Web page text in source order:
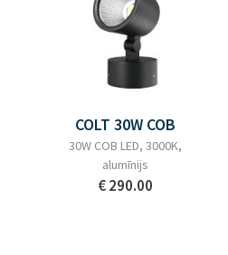
COLT 30W COB
30W COB LED, 3000K,
alumīnijs
€ 290.00